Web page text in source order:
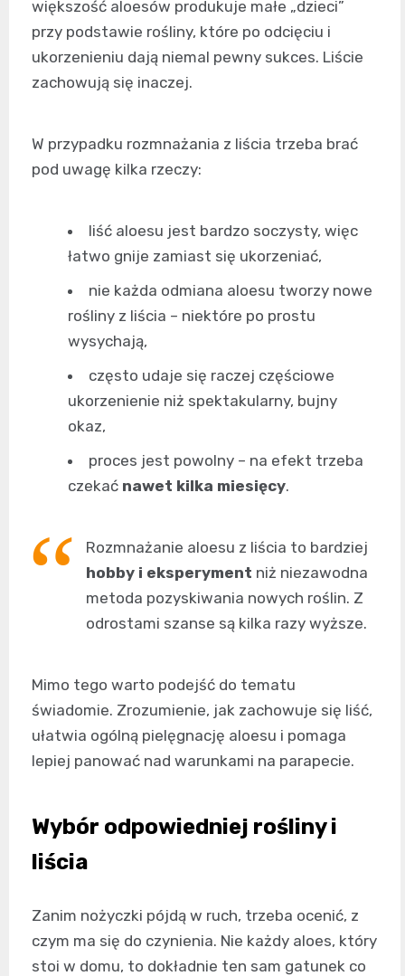
większość aloesów produkuje małe „dzieci”
przy podstawie rośliny, które po odcięciu i
ukorzenieniu dają niemal pewny sukces. Liście
zachowują się inaczej.
W przypadku rozmnażania z liścia trzeba brać
pod uwagę kilka rzeczy:
liść aloesu jest bardzo soczysty, więc
łatwo gnije zamiast się ukorzeniać,
nie każda odmiana aloesu tworzy nowe
rośliny z liścia – niektóre po prostu
wysychają,
często udaje się raczej częściowe
ukorzenienie niż spektakularny, bujny
okaz,
proces jest powolny – na efekt trzeba
czekać nawet kilka miesięcy.
Rozmnażanie aloesu z liścia to bardziej
hobby i eksperyment niż niezawodna
metoda pozyskiwania nowych roślin. Z
odrostami szanse są kilka razy wyższe.
Mimo tego warto podejść do tematu
świadomie. Zrozumienie, jak zachowuje się liść,
ułatwia ogólną pielęgnację aloesu i pomaga
lepiej panować nad warunkami na parapecie.
Wybór odpowiedniej rośliny i
liścia
Zanim nożyczki pójdą w ruch, trzeba ocenić, z
czym ma się do czynienia. Nie każdy aloes, który
stoi w domu, to dokładnie ten sam gatunek co